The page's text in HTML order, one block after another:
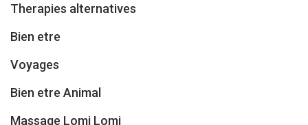
Therapies alternatives
Bien etre
Voyages
Bien etre Animal
Massage Lomi Lomi